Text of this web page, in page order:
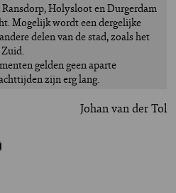
Holysloot en Durgerdam
Mogelijk wordt een dergelijke
delen van de stad, zoals het
gelden geen aparte
zijn erg lang.
Johan van der Tol